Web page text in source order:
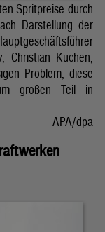
Spritpreise durch
Darstellung der
Christian Küchen,
Problem, diese
großen Teil in
APA/dpa